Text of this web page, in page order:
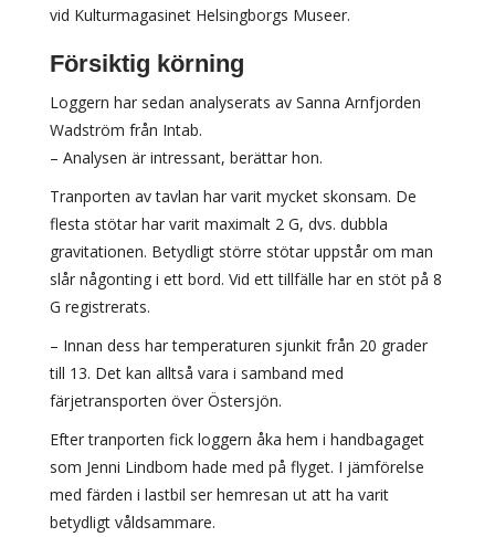
vid Kulturmagasinet Helsingborgs Museer.
Försiktig körning
Loggern har sedan analyserats av Sanna Arnfjorden
Wadström från Intab.
– Analysen är intressant, berättar hon.
Tranporten av tavlan har varit mycket skonsam. De
flesta stötar har varit maximalt 2 G, dvs. dubbla
gravitationen. Betydligt större stötar uppstår om man
slår någonting i ett bord. Vid ett tillfälle har en stöt på 8
G registrerats.
– Innan dess har temperaturen sjunkit från 20 grader
till 13. Det kan alltså vara i samband med
färjetransporten över Östersjön.
Efter tranporten fick loggern åka hem i handbagaget
som Jenni Lindbom hade med på flyget. I jämförelse
med färden i lastbil ser hemresan ut att ha varit
betydligt våldsammare.